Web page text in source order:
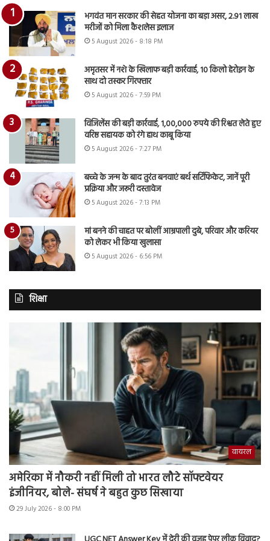
भगवंत मान सरकार की सेहत योजना का बड़ा असर, 2.91 लाख
मरीजों को मिला कैशलेस इलाज
5 August 2026 - 8:18 PM
अमृतसर में नशे के खिलाफ बड़ी कार्रवाई, 10 किलो हेरोइन के
साथ दो तस्कर गिरफ्तार
5 August 2026 - 7:59 PM
विजिलेंस की बड़ी कार्रवाई, 1,00,000 रुपये की रिश्वत लेते हुए
वरिष्ठ सहायक को रंगे हाथ काबू किया
5 August 2026 - 7:27 PM
बच्चे के जन्म के बाद तुरंत बनवाएं बर्थ सर्टिफिकेट, जानें पूरी
प्रक्रिया और जरूरी दस्तावेज
5 August 2026 - 7:13 PM
मां बनने की चाहत पर बोलीं आम्रपाली दुबे, परिवार और करियर
को लेकर भी किया खुलासा
5 August 2026 - 6:56 PM
शिक्षा
वायरल
अमेरिका में नौकरी नहीं मिली तो भारत लौटे सॉफ्टवेयर
इंजीनियर, बोले- संघर्ष ने बहुत कुछ सिखाया
29 July 2026 - 8:00 PM